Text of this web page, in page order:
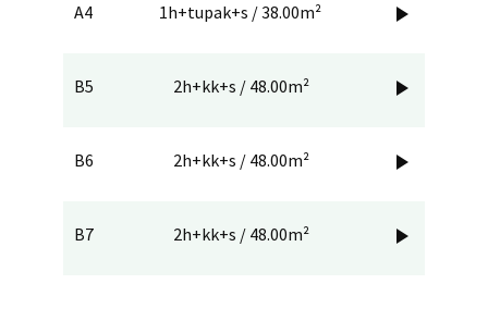
A4 1h+tupak+s / 38.00m² 
B5 2h+kk+s / 48.00m² 
B6 2h+kk+s / 48.00m² 
B7 2h+kk+s / 48.00m² 